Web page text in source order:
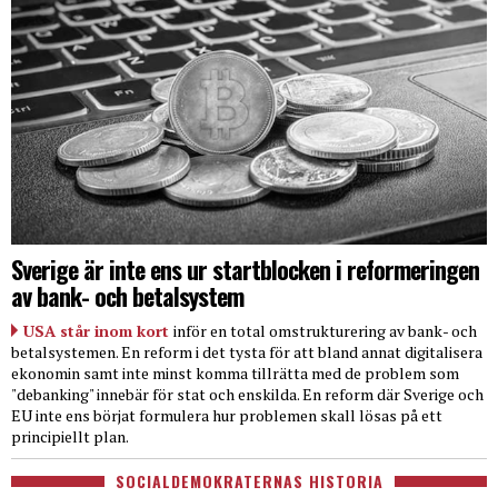
Sverige är inte ens ur startblocken i reformeringen
av bank- och betalsystem
USA står inom kort inför en total omstrukturering av bank- och
betalsystemen. En reform i det tysta för att bland annat digitalisera
ekonomin samt inte minst komma tillrätta med de problem som
"debanking" innebär för stat och enskilda. En reform där Sverige och
EU inte ens börjat formulera hur problemen skall lösas på ett
principiellt plan.
SOCIALDEMOKRATERNAS HISTORIA